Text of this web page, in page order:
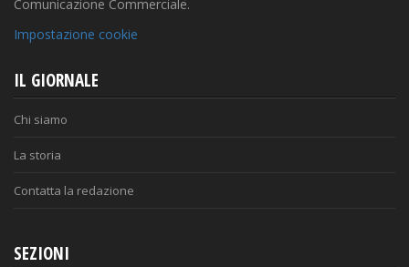
Comunicazione Commerciale.
Impostazione cookie
IL GIORNALE
Chi siamo
La storia
Contatta la redazione
SEZIONI